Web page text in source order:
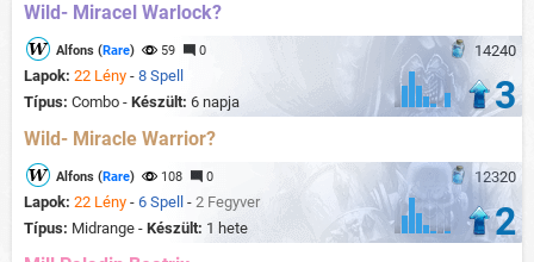
Wild- Miracel Warlock?
14240
Alfons (Rare) 59 0
Lapok: 22 Lény - 8 Spell
Típus: Combo - Készült: 6 napja 3
Wild- Miracle Warrior?
12320
Alfons (Rare) 108 0
Lapok: 22 Lény - 6 Spell - 2 Fegyver
Típus: Midrange - Készült: 1 hete 2